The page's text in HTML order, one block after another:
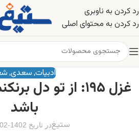
رد کردن به ناوبری
رد کردن به محتوای اصلی
ادبیات, سعدی,
غزل ۱۹۵: از تو دل
باشد
ستیغدر تاریخ 1402-02-04